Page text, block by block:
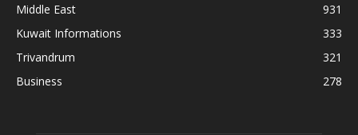
Middle East
931
Kuwait Informations
333
Trivandrum
321
Business
278